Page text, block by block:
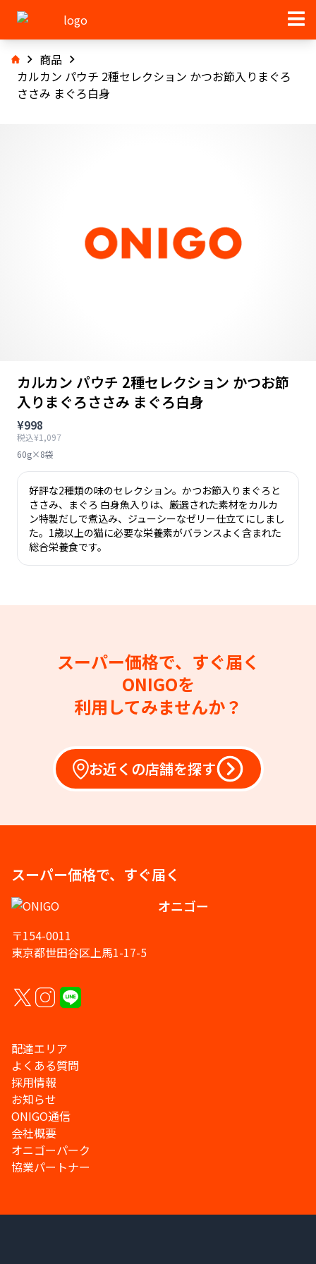
商品
カルカン パウチ 2種セレクション かつお節入りまぐろ
ささみ まぐろ白身
カルカン パウチ 2種セレクション かつお節
入りまぐろささみ まぐろ白身
¥998
税込¥1,097
60g×8袋
好評な2種類の味のセレクション。かつお節入りまぐろと
ささみ、まぐろ 白身魚入りは、厳選された素材をカルカ
ン特製だしで煮込み、ジューシーなゼリー仕立てにしまし
た。1歳以上の猫に必要な栄養素がバランスよく含まれた
総合栄養食です。
スーパー価格で、すぐ届く
ONIGOを
利用してみませんか？
お近くの店舗を探す
スーパー価格で、すぐ届く
オニゴー
〒154-0011
東京都世田谷区上馬1-17-5
配達エリア
よくある質問
採用情報
お知らせ
ONIGO通信
会社概要
オニゴーパーク
協業パートナー